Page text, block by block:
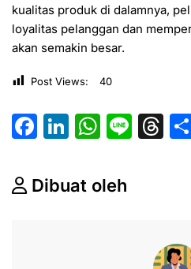
kualitas produk di dalamnya,
loyalitas pelanggan dan
akan semakin besar.
Post Views: 40
F
c
e
Li
k
e
W
at
s
Li T
s
Dibuat oleh